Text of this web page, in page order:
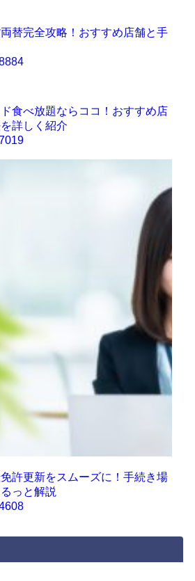
替完全攻略！おすすめ店舗と手
食べ放題ならココ！おすすめ店
詳しく紹介
許更新をスムーズに！手続き場
っと解説